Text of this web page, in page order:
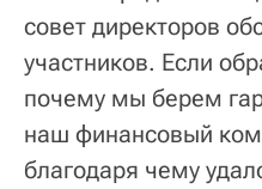
совет директоров
участников. Если
почему мы берем
наш финансовый
благодаря чему